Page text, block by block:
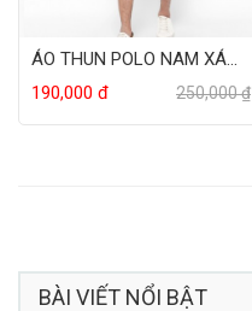
ÁO THUN POLO NAM XÁM ĐẬM
190,000 đ
250,000 ₫
BÀI VIẾT NỔI BẬT